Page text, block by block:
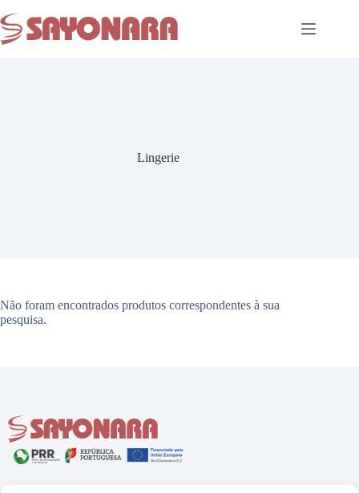
Lingerie
Não foram encontrados produtos correspondentes à sua
pesquisa.